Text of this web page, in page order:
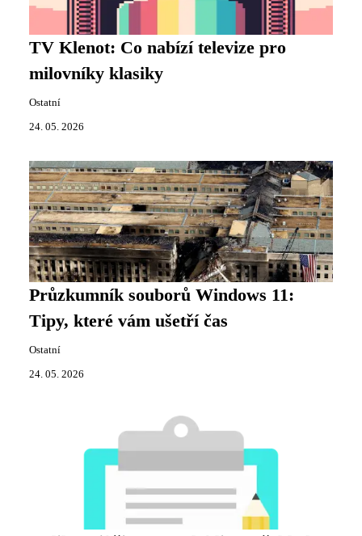
TV Klenot: Co nabízí televize pro
milovníky klasiky
Ostatní
24. 05. 2026
Průzkumník souborů Windows 11:
Tipy, které vám ušetří čas
Ostatní
24. 05. 2026